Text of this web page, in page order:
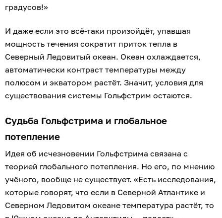
градусов!»
И даже если это всё-таки произойдёт, упавшая
мощность течения сократит приток тепла в
Северный Ледовитый океан. Океан охлаждается,
автоматически контраст температуры между
полюсом и экватором растёт. Значит, условия для
существования системы Гольфстрим остаются.
Судьба Гольфстрима и глобальное
потепление
Идея об исчезновении Гольфстрима связана с
теорией глобального потепления. Но его, по мнению
учёного, вообще не существует. «Есть исследования,
которые говорят, что если в Северной Атлантике и
Северном Ледовитом океане температура растёт, то